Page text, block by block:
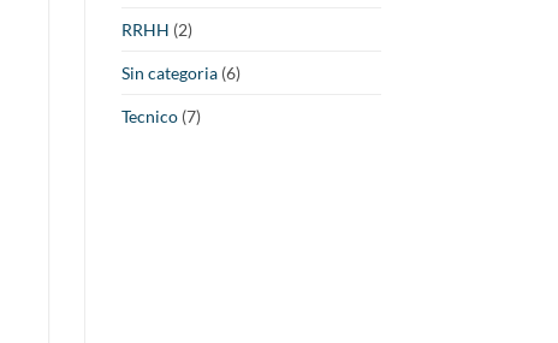
RRHH (2)
Sin categoria(6)
Tecnico(7)